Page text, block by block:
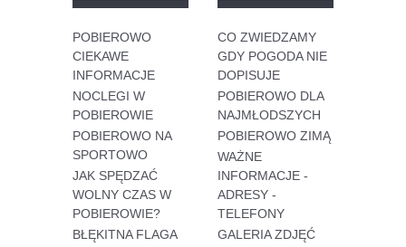
POBIEROWO
CIEKAWE
INFORMACJE
NOCLEGI W
POBIEROWIE
POBIEROWO NA
SPORTOWO
JAK SPĘDZAĆ
WOLNY CZAS W
POBIEROWIE?
BŁĘKITNA FLAGA
CO ZWIEDZAMY
GDY POGODA NIE
DOPISUJE
POBIEROWO DLA
NAJMŁODSZYCH
POBIEROWO ZIMĄ
WAŻNE
INFORMACJE -
ADRESY -
TELEFONY
GALERIA ZDJĘĆ